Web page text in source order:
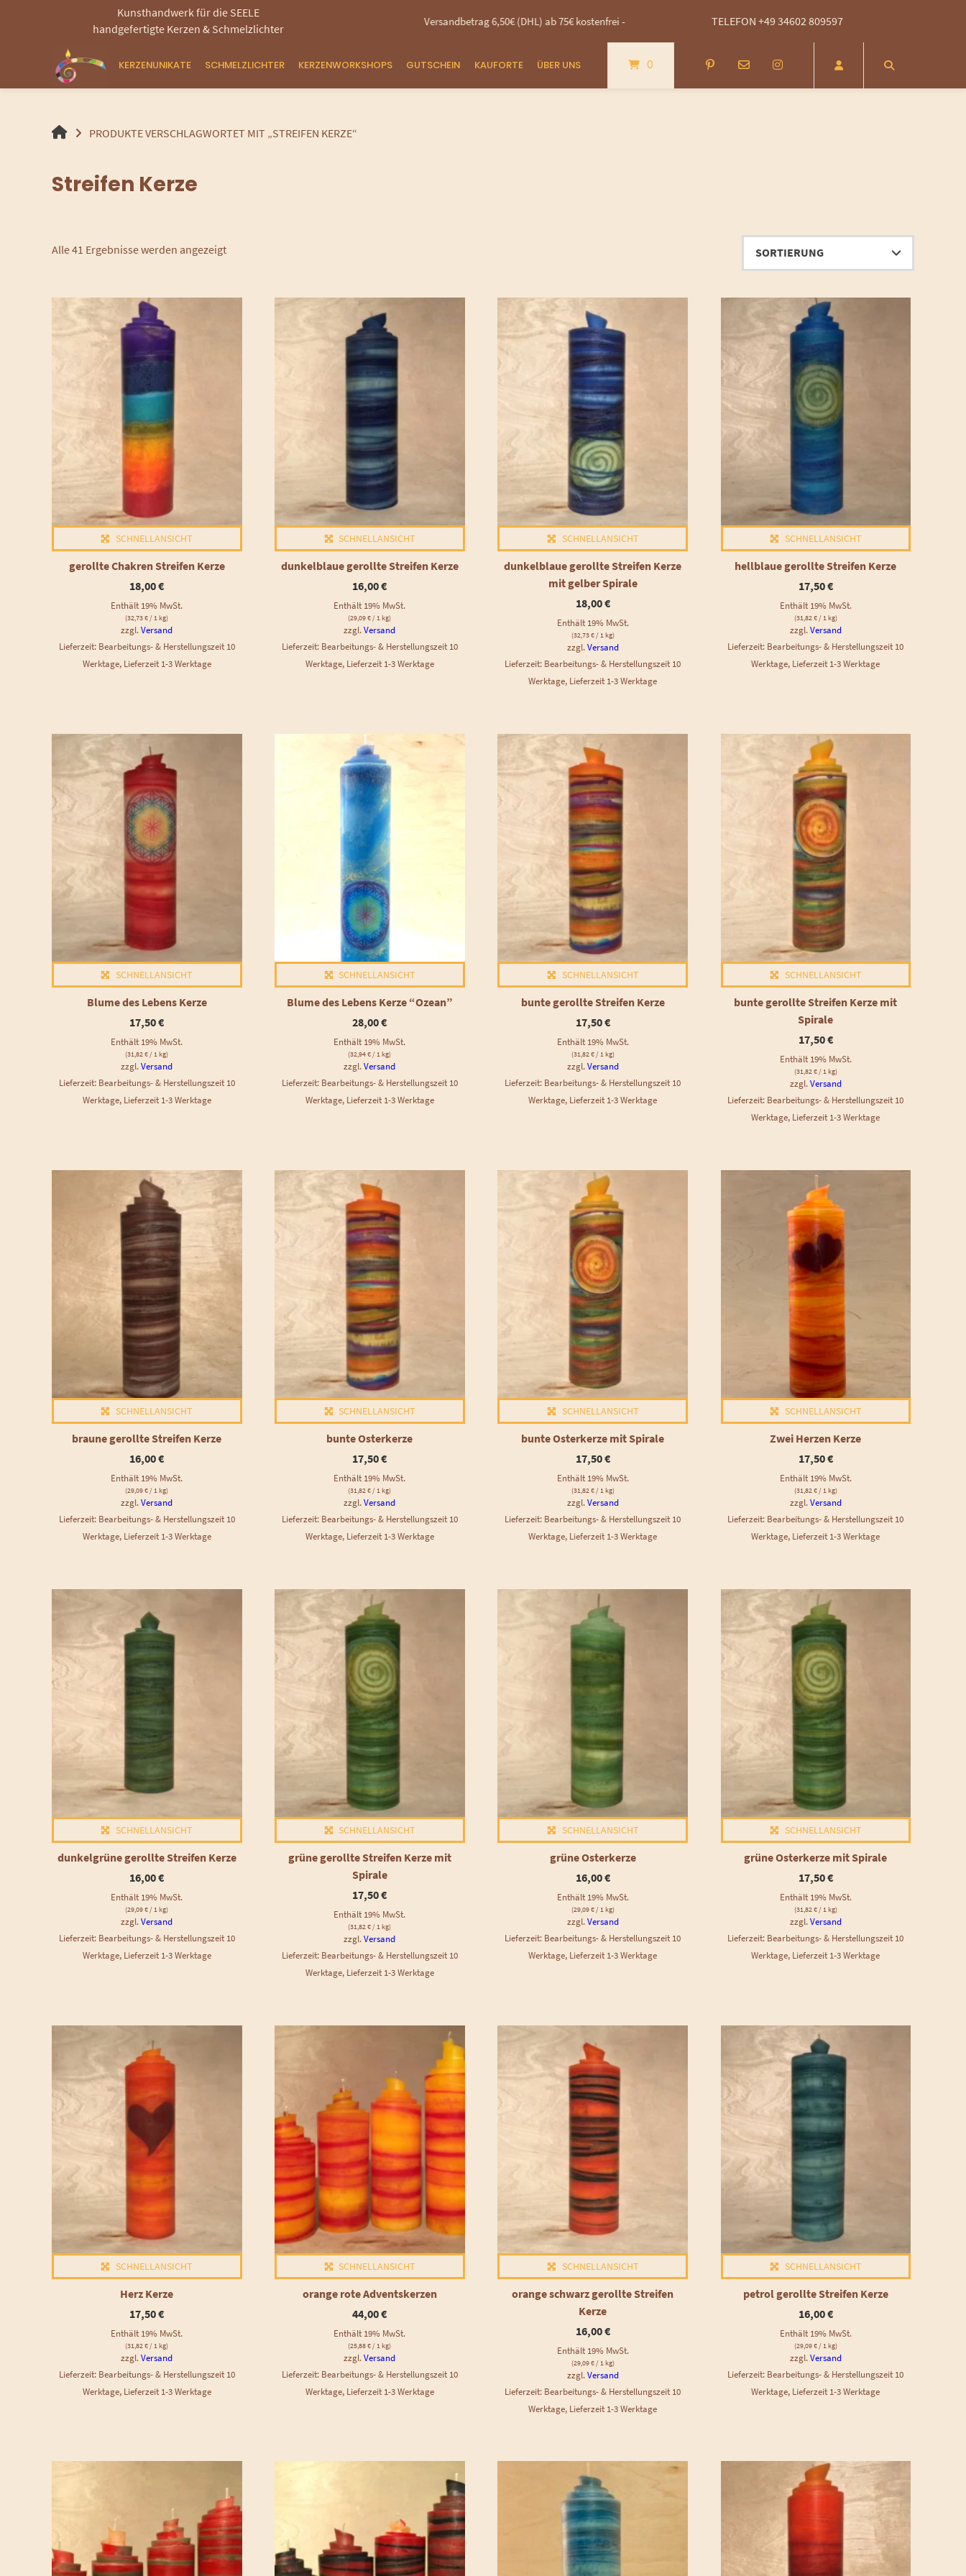
Kunsthandwerk für die SEELE
handgefertigte Kerzen & Schmelzlichter
Versandbetrag 6,50€ (DHL) ab 75€ kostenfrei - 14 Tage Rückgabezeit - kostenlose Rücksendung innerhalb von DEU (DHL) - Versand auch
TELEFON +49 34602 809597
KERZENUNIKATE SCHMELZLICHTER KERZENWORKSHOPS GUTSCHEIN KAUFORTE ÜBER UNS 0
HANDGEMACHTE
UND
PRODUKTE VERSCHLAGWORTET MIT „STREIFEN KERZE“
Streifen Kerze
Alle 41 Ergebnisse werden angezeigt
SCHNELLANSICHT
gerollte Chakren Streifen Kerze
18,00€
Enthält 19% MwSt.
(32,73€/ 1 kg)
zzgl.Versand
Lieferzeit: Bearbeitungs- & Herstellungszeit 10
Werktage, Lieferzeit 1-3 Werktage
SCHNELLANSICHT
dunkelblaue gerollte Streifen Kerze
16,00€
Enthält 19% MwSt.
(29,09€/ 1 kg)
zzgl.Versand
Lieferzeit: Bearbeitungs- & Herstellungszeit 10
Werktage, Lieferzeit 1-3 Werktage
SCHNELLANSICHT
dunkelblaue gerollte Streifen Kerze
mit gelber Spirale
18,00€
Enthält 19% MwSt.
(32,73€/ 1 kg)
zzgl.Versand
Lieferzeit: Bearbeitungs- & Herstellungszeit 10
Werktage, Lieferzeit 1-3 Werktage
SCHNELLANSICHT
hellblaue gerollte Streifen Kerze
17,50€
Enthält 19% MwSt.
(31,82€/ 1 kg)
zzgl.Versand
Lieferzeit: Bearbeitungs- & Herstellungszeit 10
Werktage, Lieferzeit 1-3 Werktage
SCHNELLANSICHT
Blume des Lebens Kerze
17,50€
Enthält 19% MwSt.
(31,82€/ 1 kg)
zzgl.Versand
Lieferzeit: Bearbeitungs- & Herstellungszeit 10
Werktage, Lieferzeit 1-3 Werktage
SCHNELLANSICHT
Blume des Lebens Kerze “Ozean”
28,00€
Enthält 19% MwSt.
(32,94€/ 1 kg)
zzgl.Versand
Lieferzeit: Bearbeitungs- & Herstellungszeit 10
Werktage, Lieferzeit 1-3 Werktage
SCHNELLANSICHT
bunte gerollte Streifen Kerze
17,50€
Enthält 19% MwSt.
(31,82€/ 1 kg)
zzgl.Versand
Lieferzeit: Bearbeitungs- & Herstellungszeit 10
Werktage, Lieferzeit 1-3 Werktage
SCHNELLANSICHT
bunte gerollte Streifen Kerze mit
Spirale
17,50€
Enthält 19% MwSt.
(31,82€/ 1 kg)
zzgl.Versand
Lieferzeit: Bearbeitungs- & Herstellungszeit 10
Werktage, Lieferzeit 1-3 Werktage
SCHNELLANSICHT
braune gerollte Streifen Kerze
16,00€
Enthält 19% MwSt.
(29,09€/ 1 kg)
zzgl.Versand
Lieferzeit: Bearbeitungs- & Herstellungszeit 10
Werktage, Lieferzeit 1-3 Werktage
SCHNELLANSICHT
bunte Osterkerze
17,50€
Enthält 19% MwSt.
(31,82€/ 1 kg)
zzgl.Versand
Lieferzeit: Bearbeitungs- & Herstellungszeit 10
Werktage, Lieferzeit 1-3 Werktage
SCHNELLANSICHT
bunte Osterkerze mit Spirale
17,50€
Enthält 19% MwSt.
(31,82€/ 1 kg)
zzgl.Versand
Lieferzeit: Bearbeitungs- & Herstellungszeit 10
Werktage, Lieferzeit 1-3 Werktage
SCHNELLANSICHT
Zwei Herzen Kerze
17,50€
Enthält 19% MwSt.
(31,82€/ 1 kg)
zzgl.Versand
Lieferzeit: Bearbeitungs- & Herstellungszeit 10
Werktage, Lieferzeit 1-3 Werktage
SCHNELLANSICHT
dunkelgrüne gerollte Streifen Kerze
16,00€
Enthält 19% MwSt.
(29,09€/ 1 kg)
zzgl.Versand
Lieferzeit: Bearbeitungs- & Herstellungszeit 10
Werktage, Lieferzeit 1-3 Werktage
SCHNELLANSICHT
grüne gerollte Streifen Kerze mit
Spirale
17,50€
Enthält 19% MwSt.
(31,82€/ 1 kg)
zzgl.Versand
Lieferzeit: Bearbeitungs- & Herstellungszeit 10
Werktage, Lieferzeit 1-3 Werktage
SCHNELLANSICHT
grüne Osterkerze
16,00€
Enthält 19% MwSt.
(29,09€/ 1 kg)
zzgl.Versand
Lieferzeit: Bearbeitungs- & Herstellungszeit 10
Werktage, Lieferzeit 1-3 Werktage
SCHNELLANSICHT
grüne Osterkerze mit Spirale
17,50€
Enthält 19% MwSt.
(31,82€/ 1 kg)
zzgl.Versand
Lieferzeit: Bearbeitungs- & Herstellungszeit 10
Werktage, Lieferzeit 1-3 Werktage
SCHNELLANSICHT
Herz Kerze
17,50€
Enthält 19% MwSt.
(31,82€ / 1 kg)
zzgl.Versand
Lieferzeit: Bearbeitungs- & Herstellungszeit 10
Werktage, Lieferzeit 1-3 Werktage
SCHNELLANSICHT
orange rote Adventskerzen
44,00€
Enthält 19% MwSt.
(25,88€ / 1 kg)
zzgl.Versand
Lieferzeit: Bearbeitungs- & Herstellungszeit 10
Werktage, Lieferzeit 1-3 Werktage
SCHNELLANSICHT
orange schwarz gerollte Streifen
Kerze
16,00€
Enthält 19% MwSt.
(29,09€/ 1 kg)
zzgl.Versand
Lieferzeit: Bearbeitungs- & Herstellungszeit 10
Werktage, Lieferzeit 1-3 Werktage
SCHNELLANSICHT
petrol gerollte Streifen Kerze
16,00€
Enthält 19% MwSt.
(29,09€/ 1 kg)
zzgl.Versand
Lieferzeit: Bearbeitungs- & Herstellungszeit 10
Werktage, Lieferzeit 1-3 Werktage